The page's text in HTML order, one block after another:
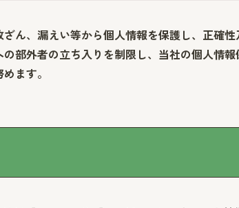
ん、漏えい等から個人情報を保護し、正確
部外者の立ち入りを制限し、当社の個人情
ます。